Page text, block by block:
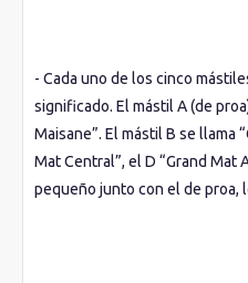
- Cada uno de los cinco
significado. El mástil A (de
Maisane”. El mástil B se llama
Mat Central”, el D “Grand Mat
pequeño junto con el de proa,